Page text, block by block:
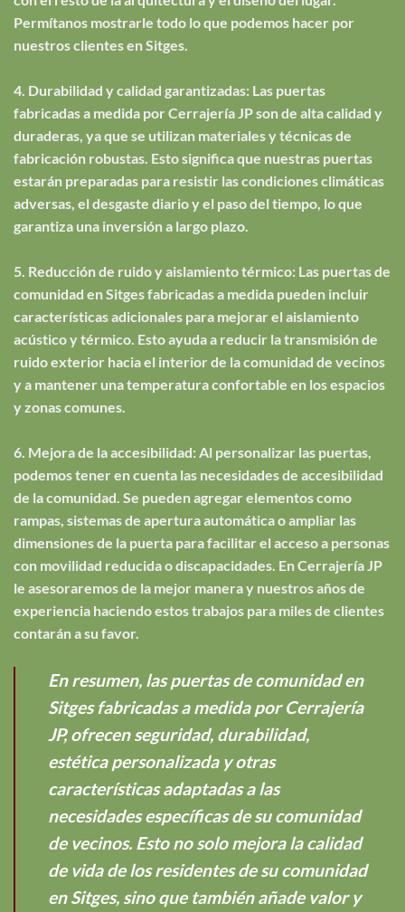
Permítanos mostrarle todo lo que podemos hacer por
nuestros clientes en Sitges.
4. Durabilidad y calidad garantizadas: Las puertas
fabricadas a medida por Cerrajería JP son de alta calidad y
duraderas, ya que se utilizan materiales y técnicas de
fabricación robustas. Esto significa que nuestras puertas
estarán preparadas para resistir las condiciones climáticas
adversas, el desgaste diario y el paso del tiempo, lo que
garantiza una inversión a largo plazo.
5. Reducción de ruido y aislamiento térmico: Las puertas de
comunidad en Sitges fabricadas a medida pueden incluir
características adicionales para mejorar el aislamiento
acústico y térmico. Esto ayuda a reducir la transmisión de
ruido exterior hacia el interior de la comunidad de vecinos
y a mantener una temperatura confortable en los espacios
y zonas comunes.
6. Mejora de la accesibilidad: Al personalizar las puertas,
podemos tener en cuenta las necesidades de accesibilidad
de la comunidad. Se pueden agregar elementos como
rampas, sistemas de apertura automática o ampliar las
dimensiones de la puerta para facilitar el acceso a personas
con movilidad reducida o discapacidades. En Cerrajería JP
le asesoraremos de la mejor manera y nuestros años de
experiencia haciendo estos trabajos para miles de clientes
contarán a su favor.
En resumen, las puertas de comunidad en
Sitges fabricadas a medida por Cerrajería
JP, ofrecen seguridad, durabilidad,
estética personalizada y otras
características adaptadas a las
necesidades específicas de su comunidad
de vecinos. Esto no solo mejora la calidad
de vida de los residentes de su comunidad
en Sitges, sino que también añade valor y